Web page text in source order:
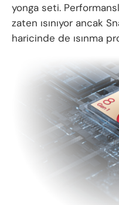
yonga seti.
zaten ısınıyor ancak
haricinde de ısınma